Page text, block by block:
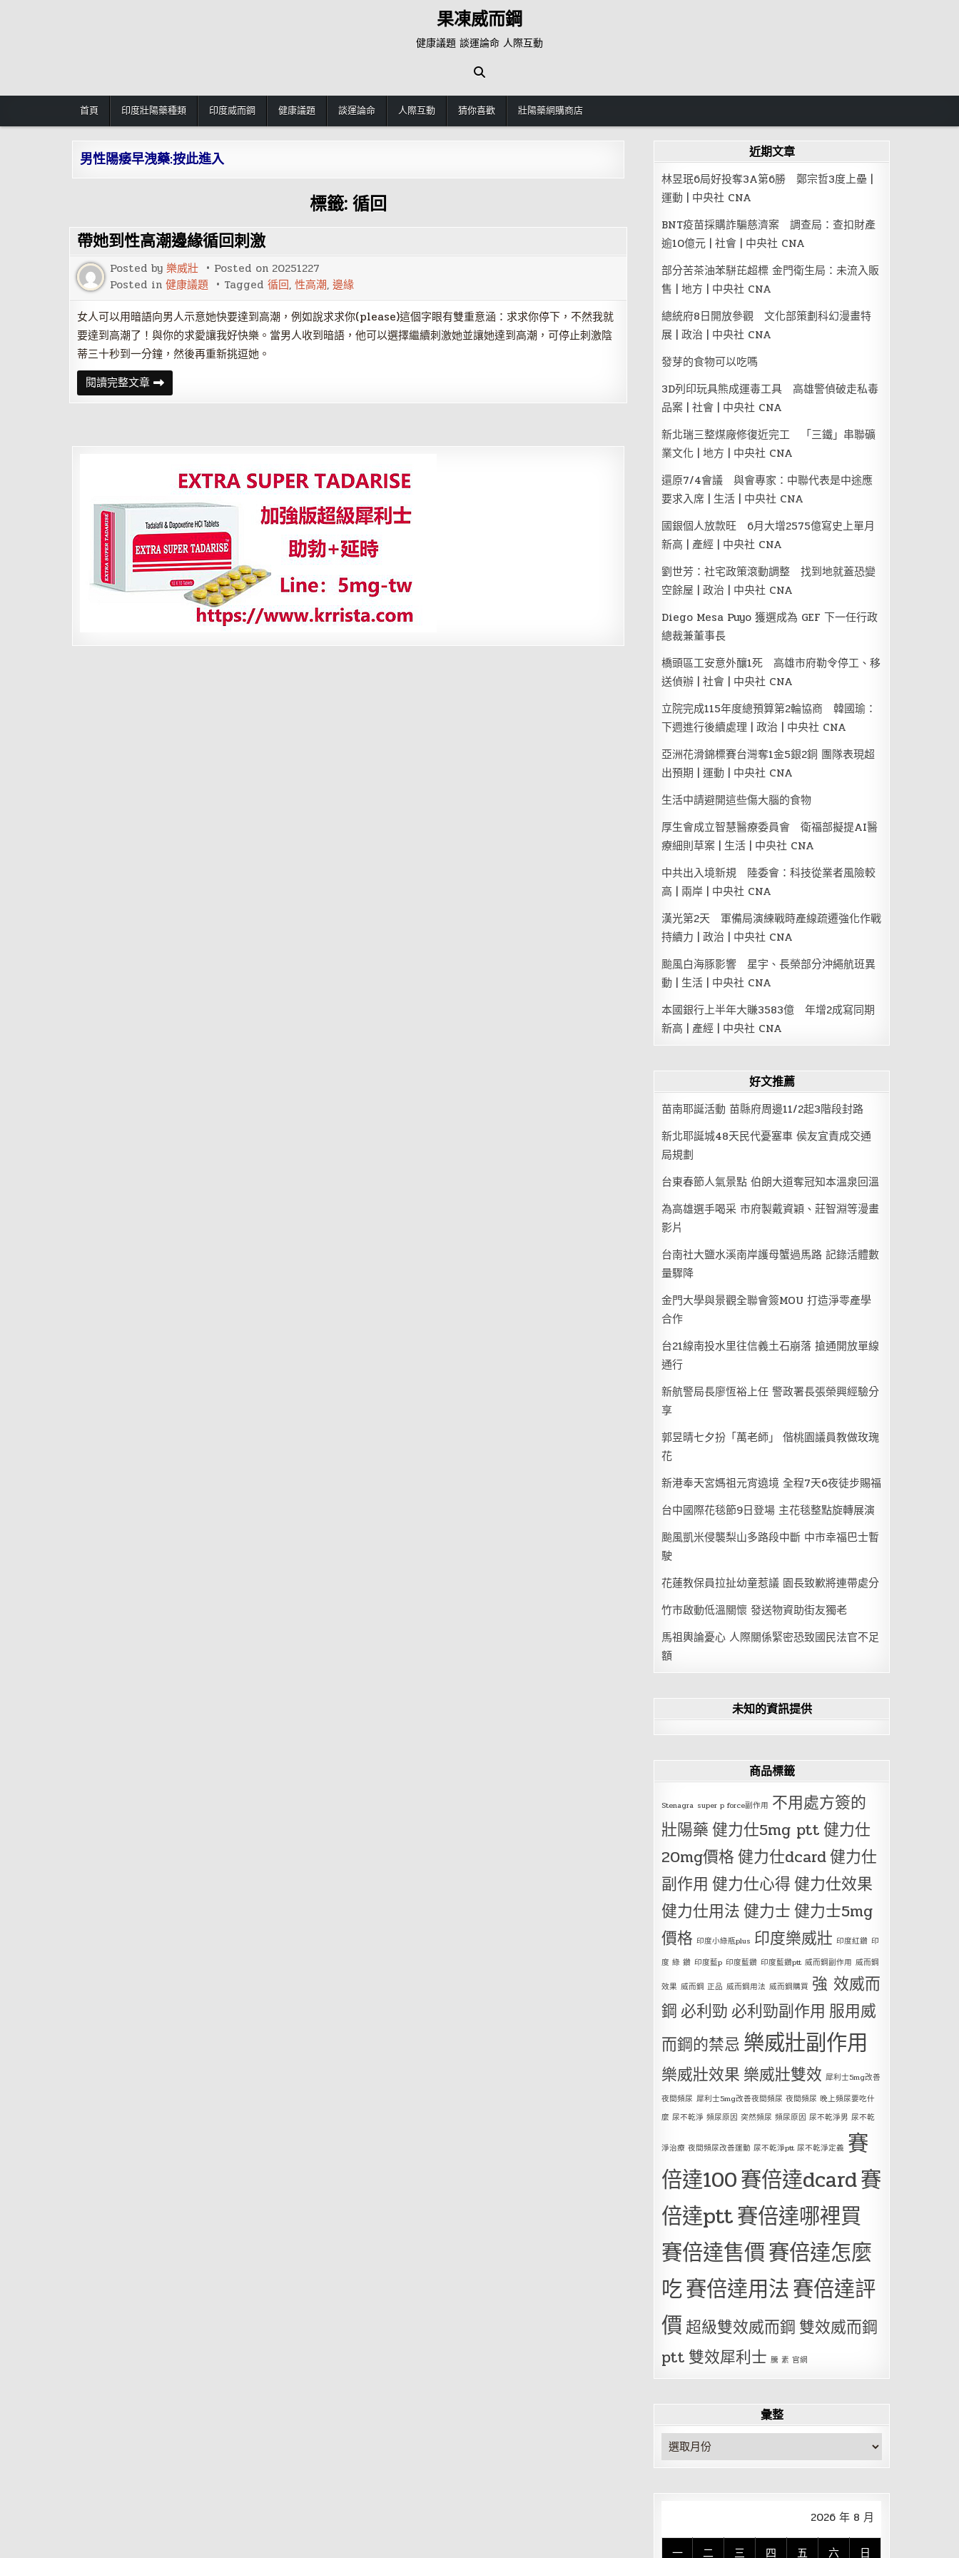
果凍威而鋼
健康議題 談運論命 人際互動
首頁 印度壯陽藥種類 印度威而鋼 健康議題 談運論命 人際互動 猜你喜歡 壯陽藥網購商店
男性陽痿早洩藥:按此進入
標籤: 循回
帶她到性高潮邊緣循回刺激
Posted by 樂威壯 Posted on 20251227
Posted in 健康議題 Tagged 循回, 性高潮, 邊緣
女人可以用暗語向男人示意她快要達到高潮，例如說求求你(please)這個字眼有雙重意涵：求求你停下，不然我就
要達到高潮了！與你的求愛讓我好快樂。當男人收到暗語，他可以選擇繼續刺激她並讓她達到高潮，可停止刺激陰
蒂三十秒到一分鐘，然後再重新挑逗她。
閱讀完整文章帶
她
到
邊
激
近期文章
林昱珉6局好投奪3A第6勝 鄭宗哲3度上壘 |
運動 | 中央社 CNA
BNT疫苗採購詐騙慈濟案 調查局：查扣財產
逾10億元 | 社會 | 中央社 CNA
部分苦茶油苯駢芘超標 金門衛生局：未流入販
售 | 地方 | 中央社 CNA
總統府8日開放參觀 文化部策劃科幻漫畫特
展 | 政治 | 中央社 CNA
發芽的食物可以吃嗎
3D列印玩具熊成運毒工具 高雄警偵破走私毒
品案 | 社會 | 中央社 CNA
新北瑞三整煤廠修復近完工 「三鐵」串聯礦
業文化 | 地方 | 中央社 CNA
還原7/4會議 與會專家：中聯代表是中途應
要求入席 | 生活 | 中央社 CNA
國銀個人放款旺 6月大增2575億寫史上單月
新高 | 產經 | 中央社 CNA
劉世芳：社宅政策滾動調整 找到地就蓋恐變
空餘屋 | 政治 | 中央社 CNA
Diego Mesa Puyo 獲選成為 GEF 下一任行政
總裁兼董事長
橋頭區工安意外釀1死 高雄市府勒令停工、移
送偵辦 | 社會 | 中央社 CNA
立院完成115年度總預算第2輪協商 韓國瑜：
下週進行後續處理 | 政治 | 中央社 CNA
亞洲花滑錦標賽台灣奪1金5銀2銅 團隊表現超
出預期 | 運動 | 中央社 CNA
生活中請避開這些傷大腦的食物
厚生會成立智慧醫療委員會 衛福部擬提AI醫
療細則草案 | 生活 | 中央社 CNA
中共出入境新規 陸委會：科技從業者風險較
高 | 兩岸 | 中央社 CNA
漢光第2天 軍備局演練戰時產線疏遷強化作戰
持續力 | 政治 | 中央社 CNA
颱風白海豚影響 星宇、長榮部分沖繩航班異
動 | 生活 | 中央社 CNA
本國銀行上半年大賺3583億 年增2成寫同期
新高 | 產經 | 中央社 CNA
好文推薦
苗南耶誕活動 苗縣府周邊11/2起3階段封路
新北耶誕城48天民代憂塞車 侯友宜責成交通
局規劃
台東春節人氣景點 伯朗大道奪冠知本溫泉回溫
為高雄選手喝采 市府製戴資穎、莊智淵等漫畫
影片
台南社大鹽水溪南岸護母蟹過馬路 記錄活體數
量驟降
金門大學與景觀全聯會簽MOU 打造淨零產學
合作
台21線南投水里往信義土石崩落 搶通開放單線
通行
新航警局長廖恆裕上任 警政署長張榮興經驗分
享
郭昱晴七夕扮「萬老師」 偕桃園議員教做玫瑰
花
新港奉天宮媽祖元宵遶境 全程7天6夜徒步賜福
台中國際花毯節9日登場 主花毯整點旋轉展演
颱風凱米侵襲梨山多路段中斷 中市幸福巴士暫
駛
花蓮教保員拉扯幼童惹議 園長致歉將連帶處分
竹市啟動低溫關懷 發送物資助街友獨老
馬祖輿論憂心 人際關係緊密恐致國民法官不足
額
未知的資訊提供
商品標籤
Stenagra super p force副作用 不用處方簽的
壯陽藥健力仕5mg ptt健力仕
20mg價格健力仕dcard健力仕
副作用 健力仕心得健力仕效果
健力仕用法健力士健力士5mg
價格 印度小綠瓶plus 印度樂威壯 印度紅鑽 印
度 綠 鑽 印度藍p 印度藍鑽 印度藍鑽ptt 威而鋼副作用 威而鋼
效果 威而鋼 正品 威而鋼用法 威而鋼購買 強 效威而
鋼 必利勁 必利勁副作用 服用威
而鋼的禁忌 樂威壯副作用
樂威壯效果 樂威壯雙效 犀利士5mg改善
夜間頻尿 犀利士5mg改善夜間頻尿 夜間頻尿 晚上頻尿要吃什
麼 尿不乾淨 頻尿原因 突然頻尿 頻尿原因 尿不乾淨男 尿不乾
淨治療 夜間頻尿改善運動 尿不乾淨ptt 尿不乾淨定義 賽
倍達100賽倍達dcard賽
倍達ptt賽倍達哪裡買
賽倍達售價賽倍達怎麼
吃賽倍達用法賽倍達評
價超級雙效威而鋼 雙效威而鋼
ptt 雙效犀利士 騰 素 官網
彙整
彙
整
2026 年 8 月
一 二 三 四 五 六 日